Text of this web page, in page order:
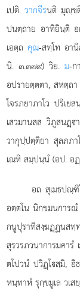
เปติ.วากจีรนฺติ มุฺช
ปนตฺถาย อาทิยินฺติ อ
เอตฺถคุณ-สทฺโท อา
นิ. ๓.๓๗๙) วิย.ม-ก
อปรายตฺตตา, สหตฺถ
โจรภยาภาโว ปริเย
เสวมานสฺส วิภูสนฏฺ
วากุปฺปตฺติยา สุลภภ
เณหิ สมฺปนฺนํ (อป. อฏฺ
อถ สุเมธปณฺ
อตฺตโน นิกฺขมนการณํ
กนูปุราทิสงฺฆฏฺฏนส
สุรวรภวนาการมคา
ตโปวนํ ปวิฏฺโสฺมิ,
หนฺทาหํ รุกฺขมูเล วเส